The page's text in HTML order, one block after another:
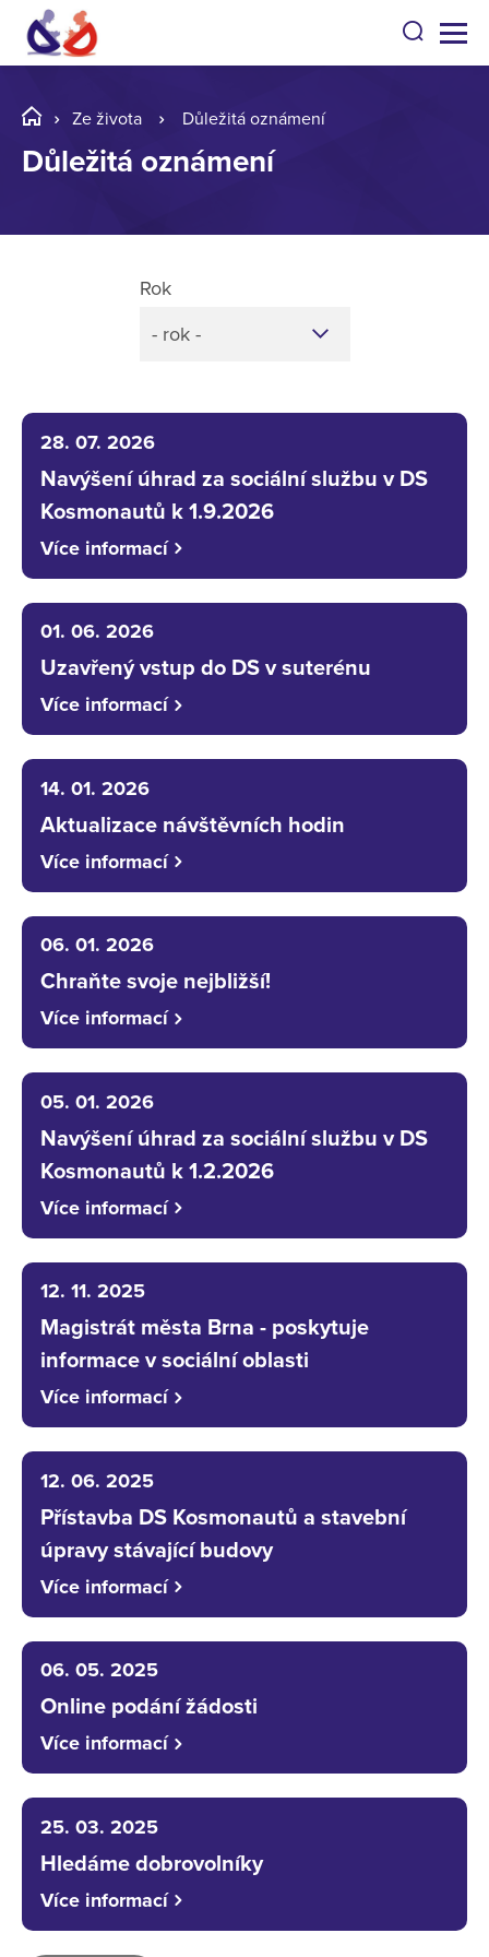
Ze života Důležitá oznámení
Důležitá oznámení
Rok
- rok -
28. 07. 2026
Navýšení úhrad za sociální službu v DS
Kosmonautů k 1.9.2026
Více informací
01. 06. 2026
Uzavřený vstup do DS v suterénu
Více informací
14. 01. 2026
Aktualizace návštěvních hodin
Více informací
06. 01. 2026
Chraňte svoje nejbližší!
Více informací
05. 01. 2026
Navýšení úhrad za sociální službu v DS
Kosmonautů k 1.2.2026
Více informací
12. 11. 2025
Magistrát města Brna - poskytuje
informace v sociální oblasti
Více informací
12. 06. 2025
Přístavba DS Kosmonautů a stavební
úpravy stávající budovy
Více informací
06. 05. 2025
Online podání žádosti
Více informací
25. 03. 2025
Hledáme dobrovolníky
Více informací